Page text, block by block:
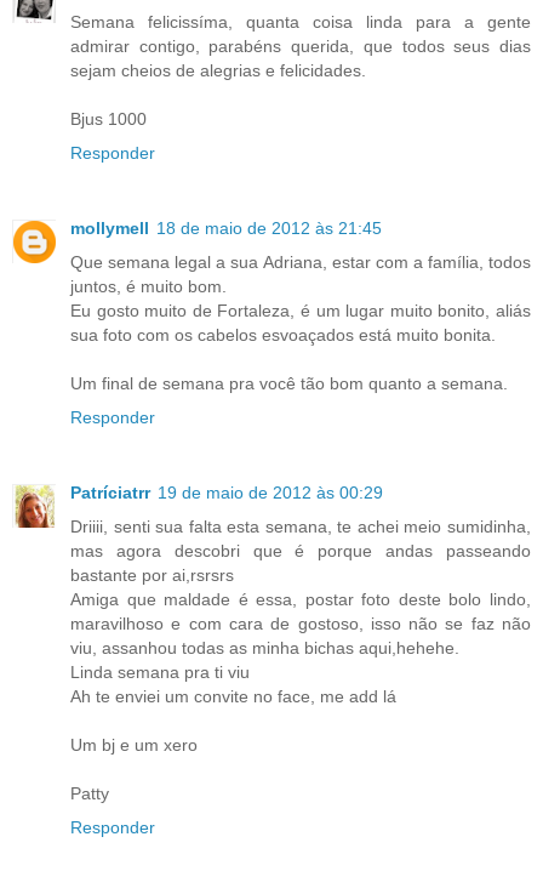
Semana felicissíma, quanta coisa linda para a gente
admirar contigo, parabéns querida, que todos seus dias
sejam cheios de alegrias e felicidades.
Bjus 1000
Responder
mollymell 18 de maio de 2012 às 21:45
Que semana legal a sua Adriana, estar com a família, todos
juntos, é muito bom.
Eu gosto muito de Fortaleza, é um lugar muito bonito, aliás
sua foto com os cabelos esvoaçados está muito bonita.
Um final de semana pra você tão bom quanto a semana.
Responder
Patríciatrr 19 de maio de 2012 às 00:29
Driiii, senti sua falta esta semana, te achei meio sumidinha,
mas agora descobri que é porque andas passeando
bastante por ai,rsrsrs
Amiga que maldade é essa, postar foto deste bolo lindo,
maravilhoso e com cara de gostoso, isso não se faz não
viu, assanhou todas as minha bichas aqui,hehehe.
Linda semana pra ti viu
Ah te enviei um convite no face, me add lá
Um bj e um xero
Patty
Responder